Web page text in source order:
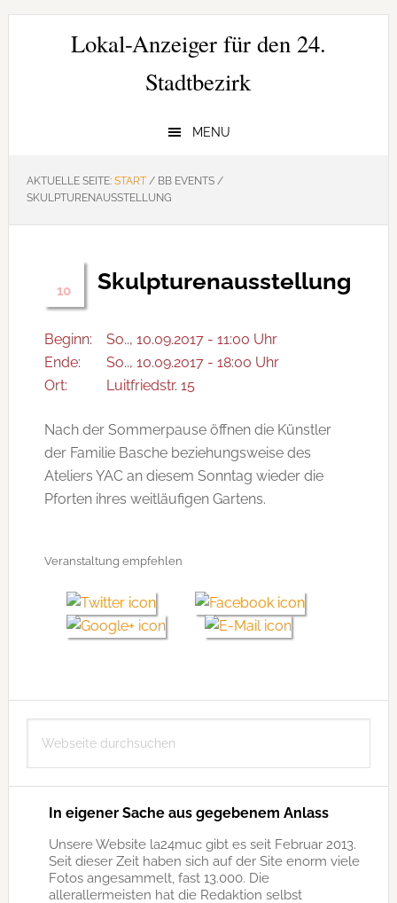
Zur
Hauptnavigation
Zum
Zur
SeitenspalteLokal-Anzeiger für den 24.
Stadtbezirk
MENU
AKTUELLE SEITE: START /BB EVENTS /
SKULPTURENAUSSTELLUNG
10 Skulpturenausstellung
Beginn:
So.., 10.09.2017 - 11:00 Uhr
Ende:
So.., 10.09.2017 - 18:00 Uhr
Ort:
Luitfriedstr. 15
Nach der Sommerpause öffnen die Künstler
der Familie Basche beziehungsweise des
Ateliers YAC an diesem Sonntag wieder die
Pforten ihres weitläufigen Gartens.
Veranstaltung empfehlen
Seitenspalte
durchsuchen
In eigener Sache aus gegebenem Anlass
Unsere Website la24muc gibt es seit Februar 2013.
Seit dieser Zeit haben sich auf der Site enorm viele
Fotos angesammelt, fast 13.000. Die
allerallermeisten hat die Redaktion selbst